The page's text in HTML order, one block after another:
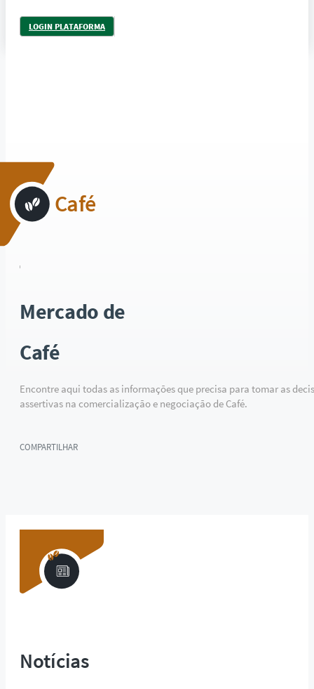
LOGIN PLATAFORMA
Café
Mercado de
Café
Encontre aqui todas as informações que precisa para tomar as
assertivas na comercialização e negociação de Café.
COMPARTILHAR
Notícias